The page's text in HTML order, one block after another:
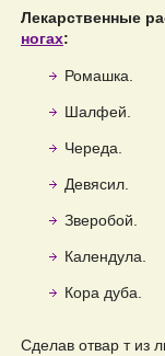
Лекарственные
ногах:
Ромашка.
Шалфей.
Череда.
Девясил.
Зверобой.
Календула.
Кора дуба.
Сделав отвар т из